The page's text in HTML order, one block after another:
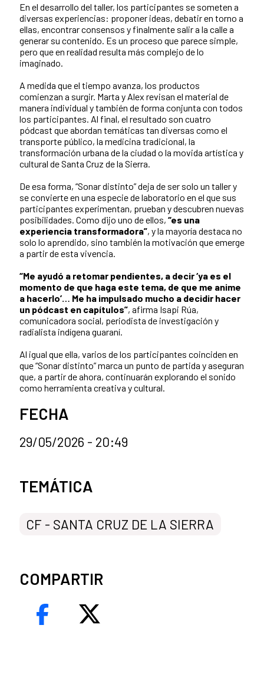
En el desarrollo del taller, los participantes se someten a
diversas experiencias: proponer ideas, debatir en torno a
ellas, encontrar consensos y finalmente salir a la calle a
generar su contenido. Es un proceso que parece simple,
pero que en realidad resulta más complejo de lo
imaginado.
A medida que el tiempo avanza, los productos
comienzan a surgir. Marta y Alex revisan el material de
manera individual y también de forma conjunta con todos
los participantes. Al final, el resultado son cuatro
pódcast que abordan temáticas tan diversas como el
transporte público, la medicina tradicional, la
transformación urbana de la ciudad o la movida artística y
cultural de Santa Cruz de la Sierra.
De esa forma, “Sonar distinto” deja de ser solo un taller y
se convierte en una especie de laboratorio en el que sus
participantes experimentan, prueban y descubren nuevas
posibilidades. Como dijo uno de ellos, “es una
experiencia transformadora”, y la mayoría destaca no
solo lo aprendido, sino también la motivación que emerge
a partir de esta vivencia.
“Me ayudó a retomar pendientes, a decir ‘ya es el
momento de que haga este tema, de que me anime
a hacerlo’… Me ha impulsado mucho a decidir hacer
un pódcast en capítulos”, afirma Isapi Rúa,
comunicadora social, periodista de investigación y
radialista indígena guaraní.
Al igual que ella, varios de los participantes coinciden en
que “Sonar distinto” marca un punto de partida y aseguran
que, a partir de ahora, continuarán explorando el sonido
como herramienta creativa y cultural.
FECHA
29/05/2026 - 20:49
Categorías de la noticia
TEMÁTICA
CF - SANTA CRUZ DE LA SIERRA
COMPARTIR